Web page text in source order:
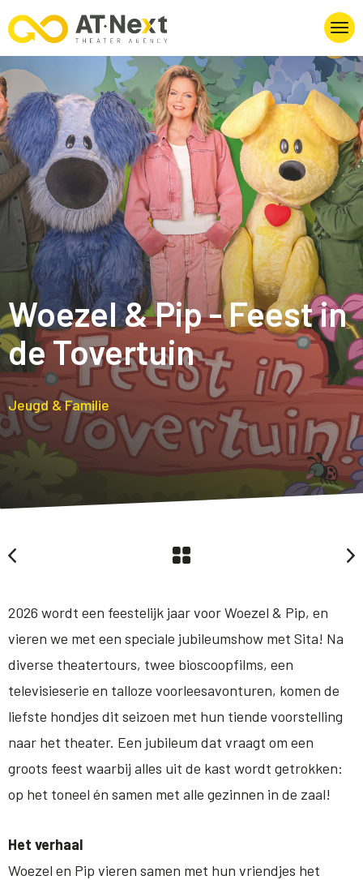
Woezel & Pip - Feest in
de Tovertuin
Jeugd & Familie
2026 wordt een feestelijk jaar voor Woezel & Pip, en
vieren we met een speciale jubileumshow met Sita! Na
diverse theatertours, twee bioscoopfilms, een
televisieserie en talloze voorleesavonturen, komen de
liefste hondjes dit seizoen met hun tiende voorstelling
naar het theater. Een jubileum dat vraagt om een
groots feest waarbij alles uit de kast wordt getrokken:
op het toneel én samen met alle gezinnen in de zaal!
Het verhaal
Woezel en Pip vieren samen met hun vriendjes het